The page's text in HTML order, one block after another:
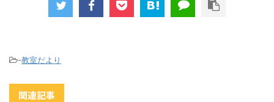
-教室だより
関連記事